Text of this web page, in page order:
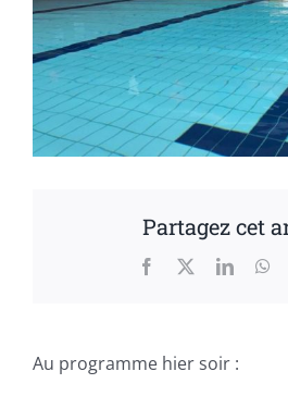
Partagez cet
Facebook
Au programme hier soir :